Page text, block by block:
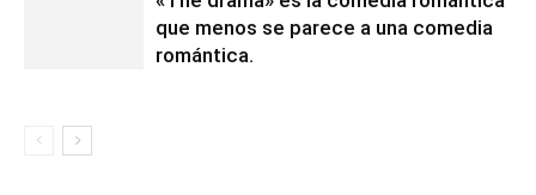
que menos se parece a una comedia
romántica.